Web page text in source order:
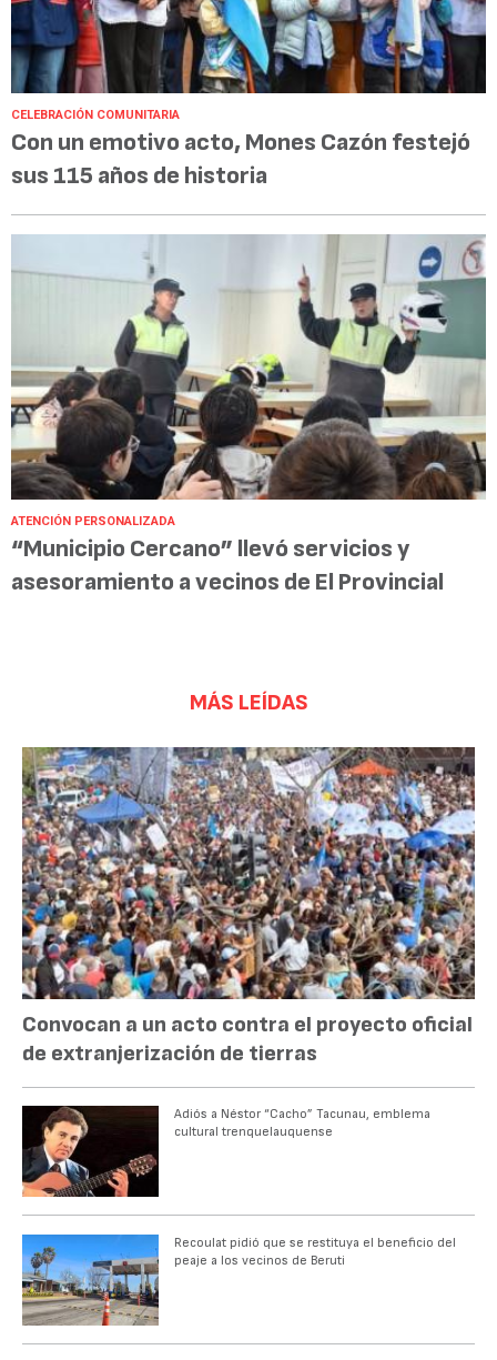
CELEBRACIÓN COMUNITARIA
Con un emotivo acto, Mones Cazón festejó
sus 115 años de historia
ATENCIÓN PERSONALIZADA
“Municipio Cercano” llevó servicios y
asesoramiento a vecinos de El Provincial
MÁS LEÍDAS
Convocan a un acto contra el proyecto oficial
de extranjerización de tierras
Adiós a Néstor “Cacho” Tacunau, emblema
cultural trenquelauquense
Recoulat pidió que se restituya el beneficio del
peaje a los vecinos de Beruti